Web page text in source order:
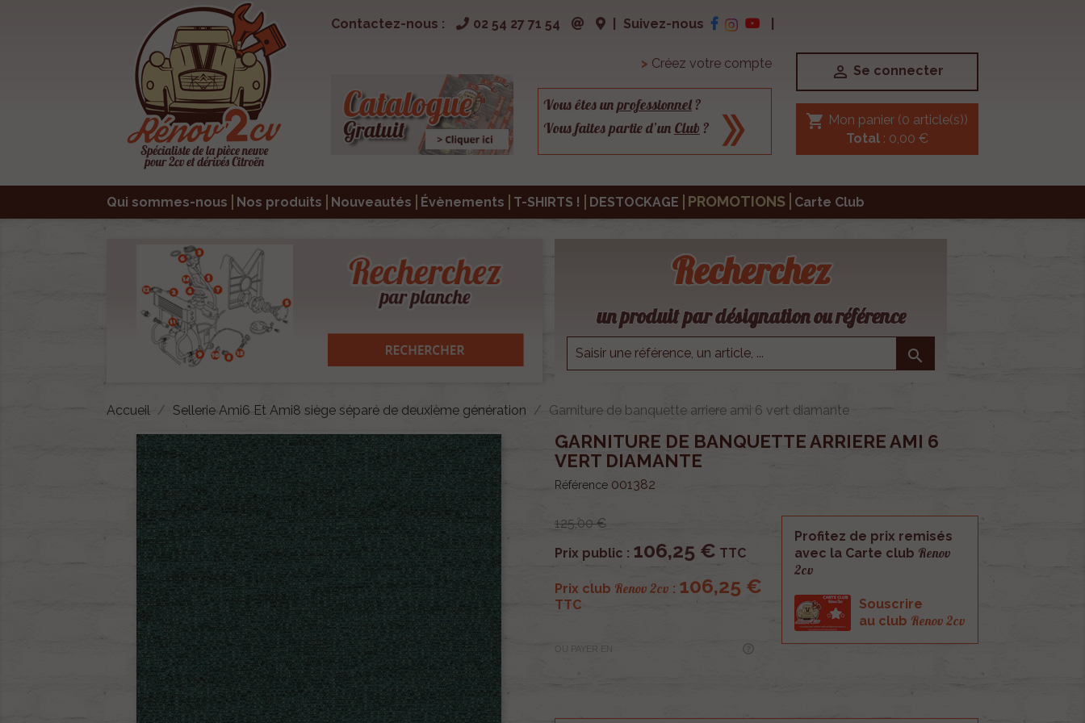
Contactez-nous : 02 54 27 71 54 Suivez-nous
> Créez votre compte
Vous êtes unprofessionnel?
Vous faites partie d’un Club ?
 Se connecter
shopping_cart Mon panier (0 article(s))
Total: 0,00 €
Qui sommes-nous Nos produits Nouveautés Évènements T-SHIRTS ! DESTOCKAGE PROMOTIONS Carte Club
Recherchez
un produit par désignation ou référence

Accueil Sellerie Ami6 Et Ami8 siège séparé de deuxième génération Garniture de banquette arriere ami 6 vert diamante
GARNITURE DE BANQUETTE ARRIERE AMI 6
VERT DIAMANTE
Référence 001382
125,00 €
Prix public : 106,25 € TTC
Prix club Renov 2cv : 106,25 €
TTC
OU PAYER EN
Profitez de prix remisés
avec la Carte club Renov
2cv
Souscrire
au club Renov 2cv